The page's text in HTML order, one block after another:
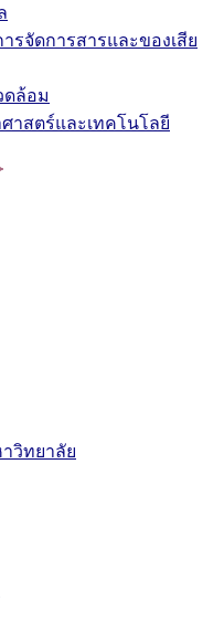
รจัดการสารและของเสีย
ล้อม
าสตร์และเทคโนโลยี
วิทยาลัย